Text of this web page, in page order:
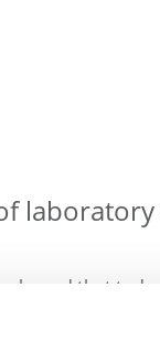
pleased that
in our